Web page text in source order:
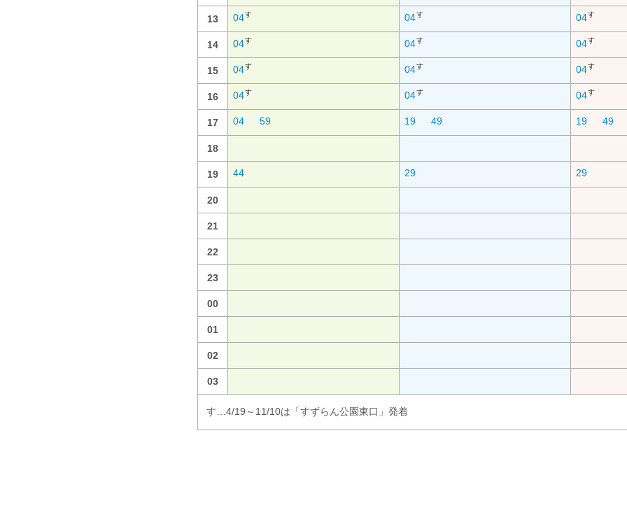
13 04す 04す 04す
14 04す 04す 04す
15 04す 04す 04す
16 04す 04す 04す
17 04 59 19 49 19 49
18
19 44 29 29
20
21
22
23
00
01
02
03
す…4/19～11/10は「すずらん公園東口」発着